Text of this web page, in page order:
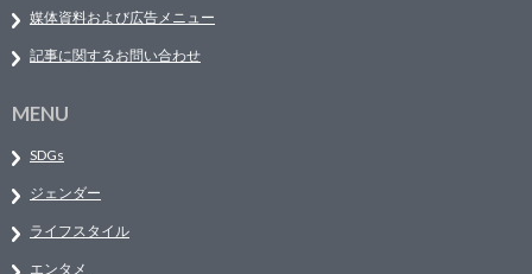
媒体資料および広告メニュー
記事に関するお問い合わせ
MENU
SDGs
ジェンダー
ライフスタイル
エンタメ